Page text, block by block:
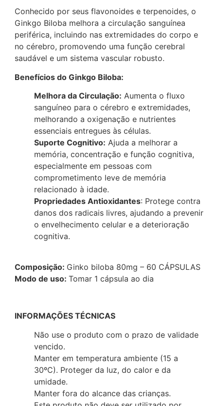
Conhecido por seus flavonoides e terpenoides, o
Ginkgo Biloba melhora a circulação sanguínea
periférica, incluindo nas extremidades do corpo e
no cérebro, promovendo uma função cerebral
saudável e um sistema vascular robusto.
Benefícios do Ginkgo Biloba:
Melhora da Circulação: Aumenta o fluxo
sanguíneo para o cérebro e extremidades,
melhorando a oxigenação e nutrientes
essenciais entregues às células.
Suporte Cognitivo: Ajuda a melhorar a
memória, concentração e função cognitiva,
especialmente em pessoas com
comprometimento leve de memória
relacionado à idade.
Propriedades Antioxidantes: Protege contra
danos dos radicais livres, ajudando a prevenir
o envelhecimento celular e a deterioração
cognitiva.
Composição: Ginko biloba 80mg – 60 CÁPSULAS
Modo de uso: Tomar 1 cápsula ao dia
INFORMAÇÕES TÉCNICAS
Não use o produto com o prazo de validade
vencido.
Manter em temperatura ambiente (15 a
30ºC). Proteger da luz, do calor e da
umidade.
Manter fora do alcance das crianças.